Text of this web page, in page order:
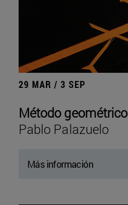
29 MAR / 3 SEP
Método geométrico
Pablo Palazuelo
Más información